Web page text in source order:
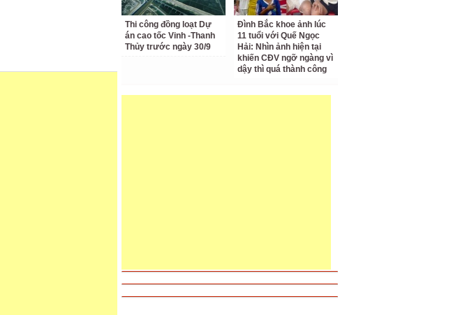
Thi công đồng loạt Dự
án cao tốc Vinh -Thanh
Thủy trước ngày 30/9
Đình Bắc khoe ảnh lúc
11 tuổi với Quế Ngọc
Hải: Nhìn ảnh hiện tại
khiến CĐV ngỡ ngàng vì
dậy thì quá thành công